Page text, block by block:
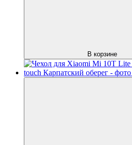
В корзине